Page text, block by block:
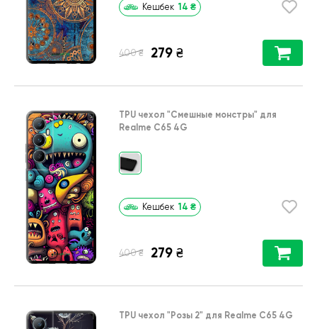
Кешбек 14 ₴
400 ₴ 279 ₴
TPU чехол "Cмешные монстры" для
Realme C65 4G
Кешбек 14 ₴
400 ₴ 279 ₴
TPU чехол "Розы 2" для Realme C65 4G